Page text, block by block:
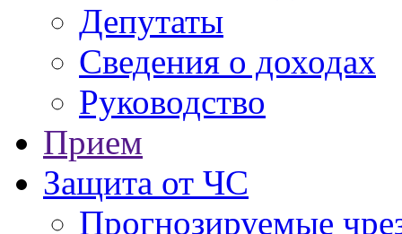
Депутаты
Сведения о доходах
Руководство
Прием
Защита от ЧС
Прогнозируемые